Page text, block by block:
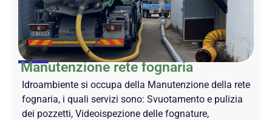
Manutenzione rete fognaria
Idroambiente si occupa della Manutenzione della rete
fognaria, i quali servizi sono: Svuotamento e pulizia
dei pozzetti, Videoispezione delle fognature,